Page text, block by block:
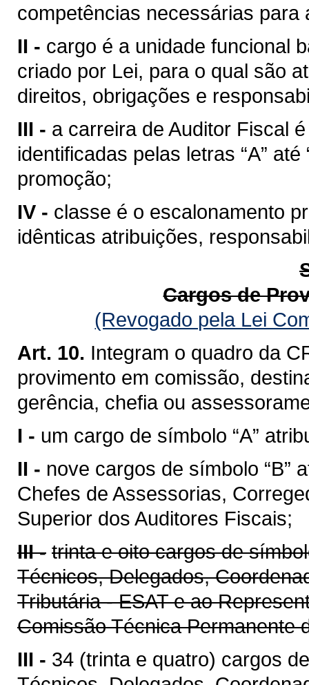
competências necessárias
II - cargo é a unidade funcional
criado por Lei, para o qual são
direitos, obrigações e
III - a carreira de Auditor Fiscal
identificadas pelas letras “A”
promoção;
IV - classe é o escalonamento
idênticas atribuições,
Cargos de
(Revogado pela Lei
Art. 10. Integram o quadro da
provimento em comissão,
gerência, chefia ou
I - um cargo de símbolo “A”
II - nove cargos de símbolo “B”
Chefes de Assessorias,
Superior dos Auditores Fiscais;
III - trinta e oito cargos de
Técnicos, Delegados,
Tributária - ESAT e ao
Comissão Técnica Permanente
III - 34 (trinta e quatro) cargos